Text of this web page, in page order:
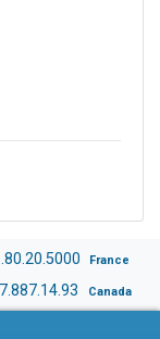
France
Canada